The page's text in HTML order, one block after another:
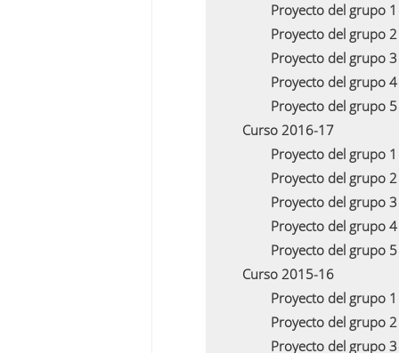
Proyecto del grupo
Proyecto del grupo
Proyecto del grupo
Proyecto del grupo
Proyecto del grupo
Curso 2016-17
Proyecto del grupo
Proyecto del grupo
Proyecto del grupo
Proyecto del grupo
Proyecto del grupo
Curso 2015-16
Proyecto del grupo
Proyecto del grupo
Proyecto del grupo